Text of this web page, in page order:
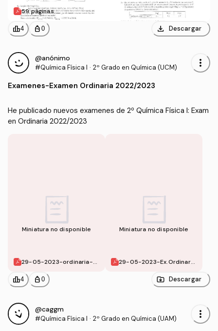
59 páginas
leaderboard4 personal_bag 0 download Descargar
@anónimo
#Química Física I · 2º Grado en Química (UCM) more_vert
Examenes-Examen Ordinaria 2022/2023
He publicado nuevos examenes de 2º Química Física I: Exam
en Ordinaria 2022/2023
Miniatura no disponible
29-05-2023-ordinaria-Q
Miniatura no disponible
29-05-2023-Ex.Ordinaria
leaderboard4 personal_bag 0 Descargar
@caggm
#Química Física I · 2º Grado en Química (UAM) more_vert